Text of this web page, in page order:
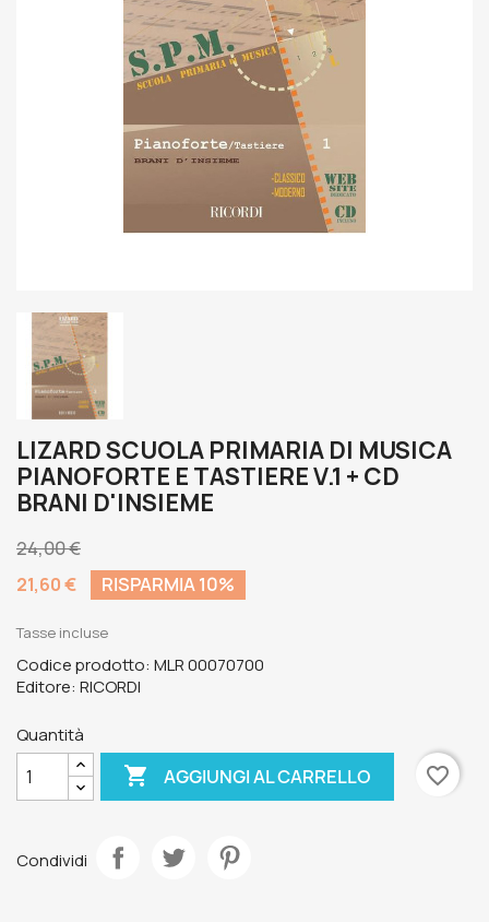
LIZARD SCUOLA PRIMARIA DI MUSICA
PIANOFORTE E TASTIERE V.1 + CD
BRANI D'INSIEME
24,00 €
21,60 €
RISPARMIA 10%
Tasse incluse
Codice prodotto: MLR 00070700
Editore: RICORDI
Quantità
 AGGIUNGI AL CARRELLO favorite_border
Condividi